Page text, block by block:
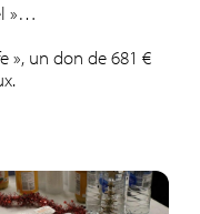
»…
», un don de 681 €